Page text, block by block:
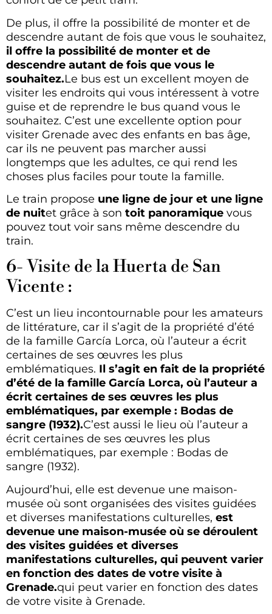
De plus, il offre la possibilité de monter et de
descendre autant de fois que vous le souhaitez,
il offre la possibilité de monter et de
descendre autant de fois que vous le
souhaitez.Le bus est un excellent moyen de
visiter les endroits qui vous intéressent à votre
guise et de reprendre le bus quand vous le
souhaitez. C’est une excellente option pour
visiter Grenade avec des enfants en bas âge,
car ils ne peuvent pas marcher aussi
longtemps que les adultes, ce qui rend les
choses plus faciles pour toute la famille.
Le train propose une ligne de jour et une ligne
de nuitet grâce à son toit panoramique vous
pouvez tout voir sans même descendre du
train.
6- Visite de la Huerta de San
Vicente :
C’est un lieu incontournable pour les amateurs
de littérature, car il s’agit de la propriété d’été
de la famille García Lorca, où l’auteur a écrit
certaines de ses œuvres les plus
emblématiques. Il s’agit en fait de la propriété
d’été de la famille García Lorca, où l’auteur a
écrit certaines de ses œuvres les plus
emblématiques, par exemple : Bodas de
sangre (1932).C’est aussi le lieu où l’auteur a
écrit certaines de ses œuvres les plus
emblématiques, par exemple : Bodas de
sangre (1932).
Aujourd’hui, elle est devenue une maison-
musée où sont organisées des visites guidées
et diverses manifestations culturelles, est
devenue une maison-musée où se déroulent
des visites guidées et diverses
manifestations culturelles, qui peuvent varier
en fonction des dates de votre visite à
Grenade.qui peut varier en fonction des dates
de votre visite à Grenade.